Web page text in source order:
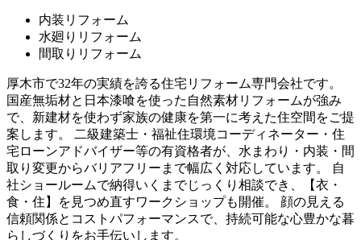
内装リフォーム
水廻りリフォーム
間取りリフォーム
厚木市で32年の実績を誇る住宅リフォーム専門会社です。
国産無垢材と日本漆喰を使った自然素材リフォームが強み
で、新建材を使わず家族の健康を第一に考えた住空間をご提
案します。 二級建築士・福祉住環境コーディネーター・住
宅ローンアドバイザー等の有資格者が、水まわり・内装・間
取り変更からバリアフリーまで幅広く対応しています。 自
社ショールームで納得いくまでじっくり相談でき、【衣・
食・住】を見つめ直すワークショップも開催。 顔の見える
信頼関係とコストパフォーマンスで、持続可能な心豊かな暮
らしづくりをお手伝いします。